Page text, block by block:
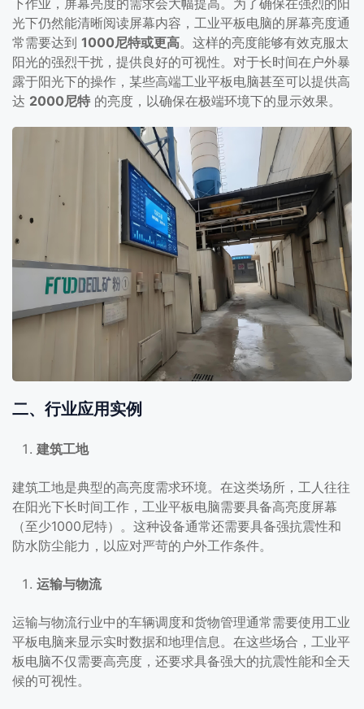
光下仍然能清晰阅读屏幕内容，工业平板电脑的屏幕亮度通
常需要达到 1000尼特或更高。这样的亮度能够有效克服太
阳光的强烈干扰，提供良好的可视性。对于长时间在户外暴
露于阳光下的操作，某些高端工业平板电脑甚至可以提供高
达 2000尼特的亮度，以确保在极端环境下的显示效果。
二、行业应用实例
建筑工地
建筑工地是典型的高亮度需求环境。在这类场所，工人往往
在阳光下长时间工作，工业平板电脑需要具备高亮度屏幕
（至少1000尼特）。这种设备通常还需要具备强抗震性和
防水防尘能力，以应对严苛的户外工作条件。
运输与物流
运输与物流行业中的车辆调度和货物管理通常需要使用工业
平板电脑来显示实时数据和地理信息。在这些场合，工业平
板电脑不仅需要高亮度，还要求具备强大的抗震性能和全天
候的可视性。